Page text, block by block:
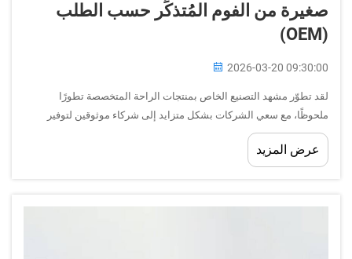
صغيرة من الفوم المُتذكِّر حسب الطلب
(OEM)
2026-03-20 09:30:00
لقد تطوّر مشهد التصنيع الخاص بمنتجات الراحة المتخصصة تطورًا
ملحوظًا، مع سعي الشركات بشكل متزايد إلى شركاء موثوقين لتوفير
حلول رغوية مخصصة. ويمثّل مصنع قطع غيار رغوة الذاكرة حسب الطلب
عرض المزيد